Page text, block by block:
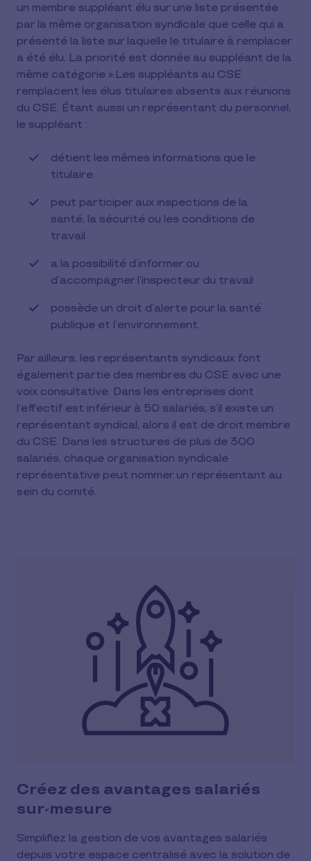
un membre suppléant élu sur une liste présentée
par la même organisation syndicale que celle qui a
présenté la liste sur laquelle le titulaire à remplacer
a été élu. La priorité est donnée au suppléant de la
même catégorie ».Les suppléants au CSE
remplacent les élus titulaires absents aux réunions
du CSE. Étant aussi un représentant du personnel,
le suppléant :
détient les mêmes informations que le
titulaire
peut participer aux inspections de la
santé, la sécurité ou les conditions de
travail
a la possibilité d’informer ou
d’accompagner l’inspecteur du travail
possède un droit d’alerte pour la santé
publique et l’environnement.
Par ailleurs, les représentants syndicaux font
également partie des membres du CSE avec une
voix consultative. Dans les entreprises dont
l’effectif est inférieur à 50 salariés, s’il existe un
représentant syndical, alors il est de droit membre
du CSE. Dans les structures de plus de 300
salariés, chaque organisation syndicale
représentative peut nommer un représentant au
sein du comité.
Créez des avantages salariés
sur-mesure
Simplifiez la gestion de vos avantages salariés
depuis votre espace centralisé avec la solution de